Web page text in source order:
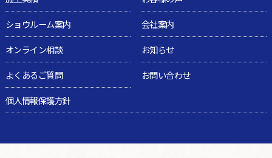
ショウルーム案内
会社案内
オンライン相談
お知らせ
よくあるご質問
お問い合わせ
個人情報保護方針